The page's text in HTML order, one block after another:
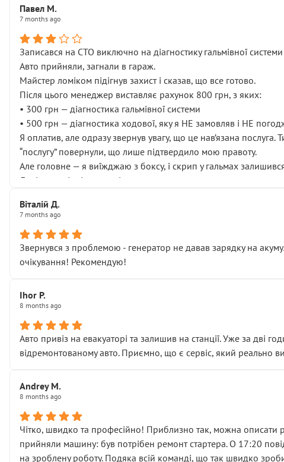
Павел М.
7 months ago
Записався на СТО виключно на діагностику гальмівної
Авто прийняли, загнали в гараж.
Майстер ломіком підігнув захист і сказав, що все готово.
Після цього менеджер виставляє рахунок 800 грн, з яких:
• 300 грн — діагностика гальмівної системи
• 500 грн — діагностика ходової, яку я НЕ замовляв і НЕ
Я оплатив, але одразу звернув увагу, що це нав’язана
“послугу” повернули, що лише підтвердило мою правоту.
Але головне — я виїжджаю з боксу, і скрип у гальмах
Далі ситуація тільки погіршилась:
• що біля авто стояти вже не можна
( ну все зняли та доробили) дякую!
Окремий момент, який виглядає абсурдно:
мені заявили, що бачок гальмівної рідини потрібно міняти
Що прикро — це не перший мій візит. Раніше міняв у вас
пояснили, що це “старі гайки, які відкручували”, і попросили
Але після нинішнього візиту такі дрібниці вже не здаються
Я — клієнт, який працює на довірі, і саме її цей сервіс
Хотілося б більше:
• прозорості в роботах і рахунках
• реальної діагностики, а не формального “подивились і поїхав”
На жаль, складається враження, що сервіс працює не на
Стосовно комунікації - все добре
Віталій Д.
7 months ago
Звернувся з проблемою - генератор не давав зарядку на
очікування! Рекомендую!
Ihor P.
8 months ago
Авто привіз на евакуаторі та залишив на станції. Уже за дві
відремонтованому авто. Приємно, що є сервіс, який реально
Andrey M.
8 months ago
Чітко, швидко та професійно! Приблизно так, можна описати
прийняли машину: був потрібен ремонт стартера. О 17:20
на зроблену роботу. Подяка всій команді, що так швидко